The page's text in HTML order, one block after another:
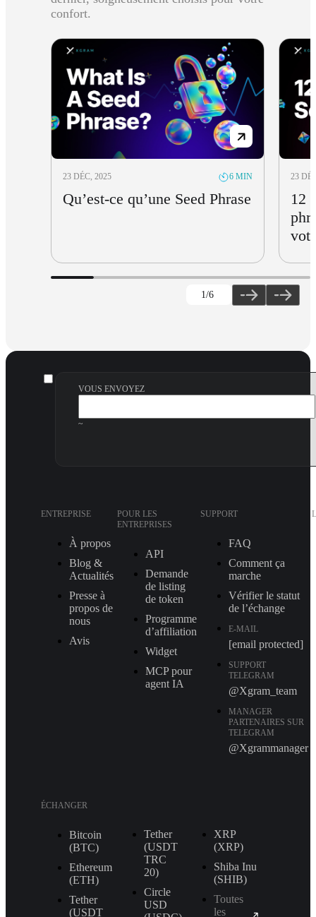
confort.
23 DÉC, 2025 6 MIN
Qu’est-ce qu’une Seed Phrase
23
12
1 /6
VOUS ENVOYEZ
~
ENTREPRISE
À propos
Blog &
Actualités
Presse à
propos de
nous
Avis
POUR LES
ENTREPRISES
API
Demande
de listing
de token
Programme
d’affiliation
Widget
MCP pour
agent IA
SUPPORT
FAQ
Comment ça
marche
Vérifier le statut
de l’échange
E-MAIL
[email protected]
SUPPORT
TELEGRAM
@Xgram_team
MANAGER
PARTENAIRES SUR
TELEGRAM
@Xgrammanager
ÉCHANGER
Bitcoin
(BTC)
Ethereum
(ETH)
Tether
(USDT
Tether
(USDT
TRС
20)
Circle
USD
XRP
(XRP)
Shiba Inu
(SHIB)
Toutes
les